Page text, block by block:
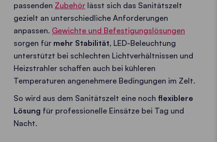
passenden Zubehör lässt sich das Sanitätszelt
gezielt an unterschiedliche Anforderungen
anpassen. Gewichte und Befestigungslösungen
sorgen für mehr Stabilität, LED-Beleuchtung
unterstützt bei schlechten Lichtverhältnissen und
Heizstrahler schaffen auch bei kühleren
Temperaturen angenehmere Bedingungen im Zelt.
So wird aus dem Sanitätszelt eine noch flexiblere
Lösung für professionelle Einsätze bei Tag und
Nacht.